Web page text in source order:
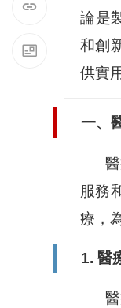
論是
和創
供實
一、
服務
療，
1. 醫